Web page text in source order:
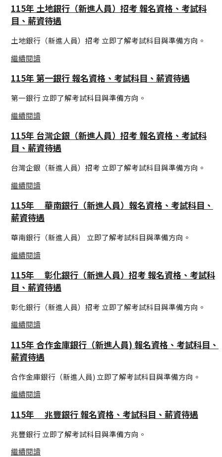
115年 土地銀行（新進人員）招考 報名資格、考試科
目、薪資待遇
土地銀行（新進人員）招考 立即了解考試科目與準備方向。
繼續閱讀
115年 第一銀行 報名資格、考試科目、薪資待遇
第一銀行 立即了解考試科目與準備方向。
繼續閱讀
115年 台灣企銀（新進人員）招考 報名資格、考試科
目、薪資待遇
台灣企銀（新進人員）招考 立即了解考試科目與準備方向。
繼續閱讀
115年 華南銀行（新進人員）報名資格、考試科目、
薪資待遇
華南銀行（新進人員） 立即了解考試科目與準備方向。
繼續閱讀
115年 彰化銀行（新進人員）招考 報名資格、考試科
目、薪資待遇
彰化銀行（新進人員）招考 立即了解考試科目與準備方向。
繼續閱讀
115年 合作金庫銀行（新進人員) 報名資格、考試科目、
薪資待遇
合作金庫銀行（新進人員) 立即了解考試科目與準備方向。
繼續閱讀
115年 兆豐銀行 報名資格、考試科目、薪資待遇
兆豐銀行 立即了解考試科目與準備方向。
繼續閱讀